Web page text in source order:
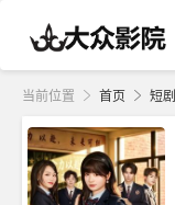
当前位置 首页 短剧